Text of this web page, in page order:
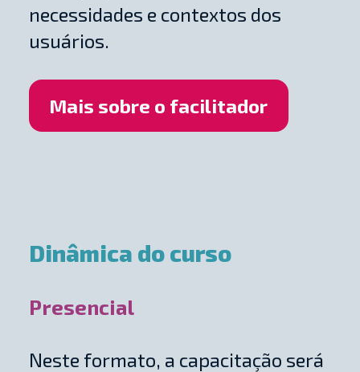
necessidades e contextos dos
usuários.
Mais sobre o facilitador
Dinâmica do curso
Presencial
Neste formato, a capacitação será